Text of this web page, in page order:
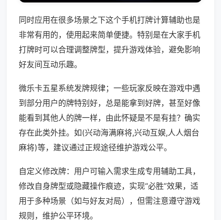
同时应用在很多场景之下这个手机打牌计算辅助也是
非常有用的，使用起来简单便捷。特别是在大家手机
打牌时可以合理调整牌型，提升游戏体验，避免影响
好友间互动乐趣。
微乐卡五星系统发牌规律；一些玩家反映在游戏中遇
到部分用户的牌特别好，总是能拿到好牌，甚至好像
能看到其他人的牌一样，由此怀疑是不是有挂？确实
存在此类外挂。如(兴动海满麻将,兴动互娱,人人烟台
麻将)等，建议通过正规途径维护游戏公平。
自定义修改牌：用户可输入需求生成专用辅助工具，
修改自身牌型或隐藏操作痕迹，实现“必胜”效果，适
用于多种场景（如与好友对局），但需注意遵守游戏
规则，维护公平环境。